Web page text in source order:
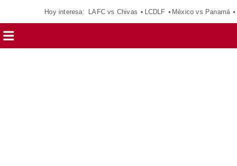
Hoy interesa: LAFC vs Chivas LCDLF México vs Panamá